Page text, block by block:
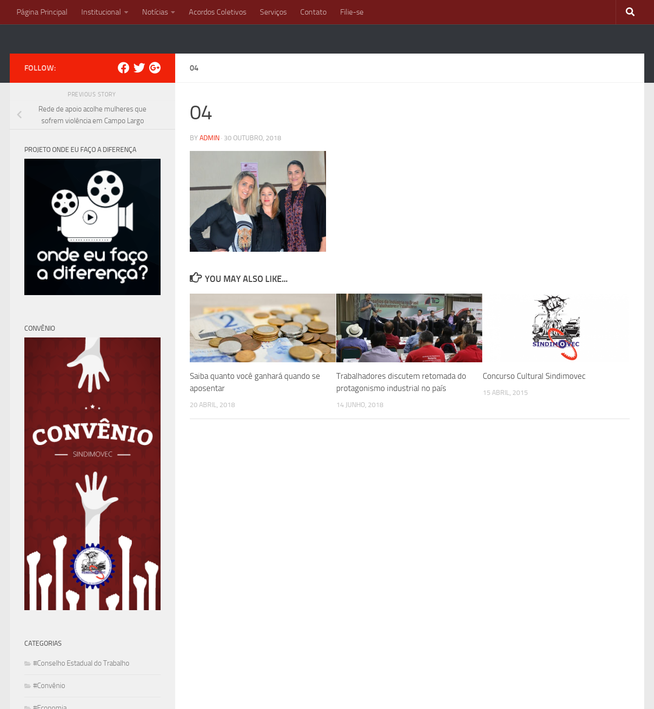
Skip to content
Página Principal Institucional Notícias Acordos Coletivos Serviços Contato Filie-se
04
04
BY ADMIN · 30 OUTUBRO, 2018
YOU MAY ALSO LIKE...
Saiba quanto você ganhará quando se
aposentar
20 ABRIL, 2018
Trabalhadores discutem retomada do
protagonismo industrial no país
14 JUNHO, 2018
Concurso Cultural Sindimovec
15 ABRIL, 2015
FOLLOW:
PREVIOUS STORY
Rede de apoio acolhe mulheres que
sofrem violência em Campo Largo
PROJETO ONDE EU FAÇO A DIFERENÇA
CONVÊNIO
CATEGORIAS
#Conselho Estadual do Trabalho
#Convênio